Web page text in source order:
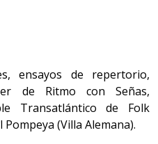
ensayos de repertorio,
de Ritmo con Señas,
Transatlántico de Folk
(Villa Alemana).